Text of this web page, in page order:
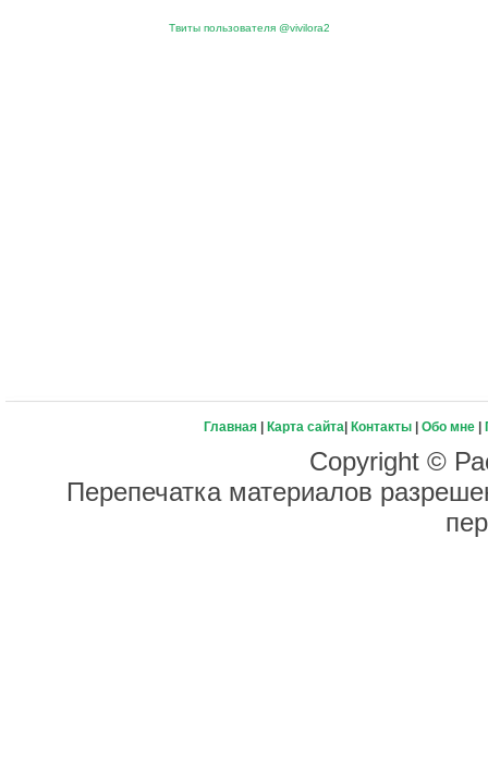
Твиты пользователя @vivilora2
Главная Карта сайта Контакты Обо мне
Copyright ©
Перепечатка материалов